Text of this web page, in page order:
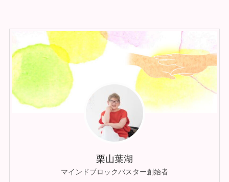
栗山葉湖
マインドブロックバスター創始者